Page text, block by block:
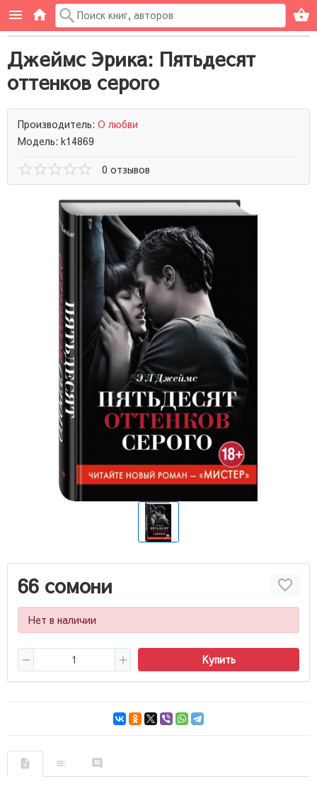
Джеймс Эрика: Пятьдесят
оттенков серого
Производитель: О любви
Модель: k14869
0 отзывов
66 сомони
Нет в наличии
Купить